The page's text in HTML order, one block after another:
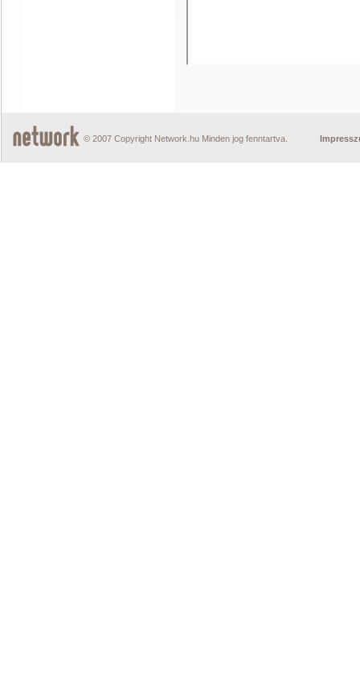
© 2007 Copyright Network.hu Minden jog fenntartva.